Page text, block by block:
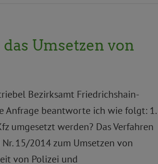
Umsetzen von
Bezirksamt Friedrichshain-
Anfrage beantworte ich wie folgt: 1.
umgesetzt werden? Das Verfahren
15/2014 zum Umsetzen von
von Polizei und